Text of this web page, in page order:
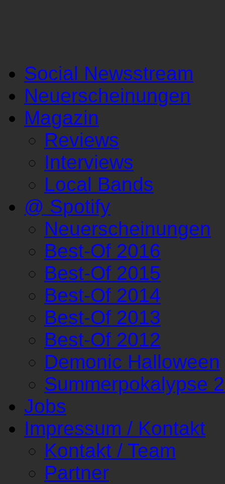
Social Newsstream
Neuerscheinungen
Magazin
Reviews
Interviews
Local Bands
@ Spotify
Neuerscheinungen
Best-Of 2016
Best-Of 2015
Best-Of 2014
Best-Of 2013
Best-Of 2012
Demonic Halloween
Summerpokalypse
Jobs
Impressum / Kontakt
Kontakt / Team
Partner